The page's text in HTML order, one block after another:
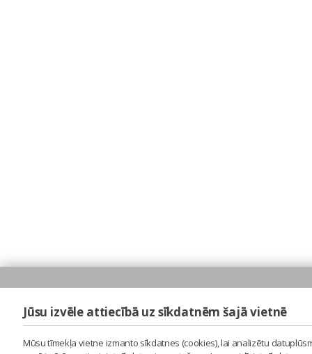
Jūsu izvēle attiecībā uz sīkdatnēm šajā vietnē
Mūsu tīmekļa vietne izmanto sīkdatnes (cookies), lai analizētu